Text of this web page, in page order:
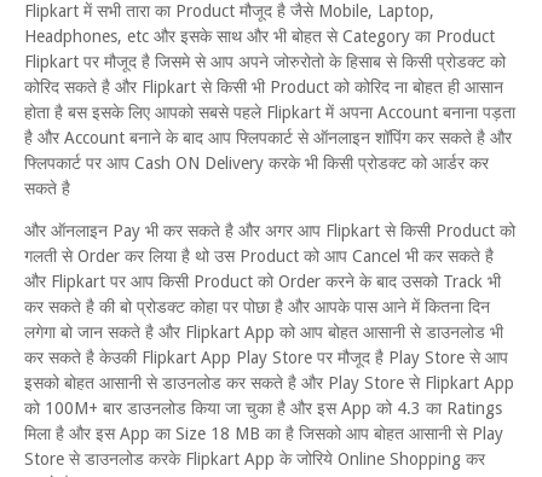
Flipkart में सभी तारा का Product मौजूद है जैसे Mobile, Laptop,
Headphones, etc और इसके साथ और भी बोहत से Category का Product
Flipkart पर मौजूद है जिसमे से आप अपने जोरुरोतो के हिसाब से किसी प्रोडक्ट को
कोरिद सकते है और Flipkart से किसी भी Product को कोरिद ना बोहत ही आसान
होता है बस इसके लिए आपको सबसे पहले Flipkart में अपना Account बनाना पड़ता
है और Account बनाने के बाद आप फ्लिपकार्ट से ऑनलाइन शॉपिंग कर सकते है और
फ्लिपकार्ट पर आप Cash ON Delivery करके भी किसी प्रोडक्ट को आर्डर कर
सकते है
और ऑनलाइन Pay भी कर सकते है और अगर आप Flipkart से किसी Product को
गलती से Order कर लिया है थो उस Product को आप Cancel भी कर सकते है
और Flipkart पर आप किसी Product को Order करने के बाद उसको Track भी
कर सकते है की बो प्रोडक्ट कोहा पर पोछा है और आपके पास आने में कितना दिन
लगेगा बो जान सकते है और Flipkart App को आप बोहत आसानी से डाउनलोड भी
कर सकते है केउकी Flipkart App Play Store पर मौजूद है Play Store से आप
इसको बोहत आसानी से डाउनलोड कर सकते है और Play Store से Flipkart App
को 100M+ बार डाउनलोड किया जा चुका है और इस App को 4.3 का Ratings
मिला है और इस App का Size 18 MB का है जिसको आप बोहत आसानी से Play
Store से डाउनलोड करके Flipkart App के जोरिये Online Shopping कर